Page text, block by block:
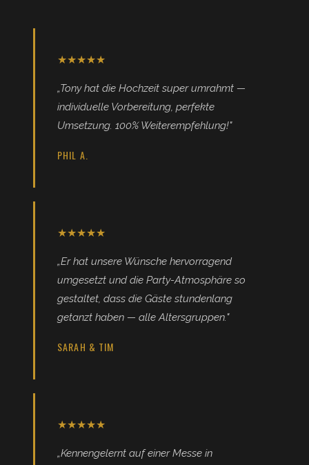
★★★★★
„Tony hat die Hochzeit super umrahmt —
individuelle Vorbereitung, perfekte
Umsetzung. 100% Weiterempfehlung!"
PHIL A.
★★★★★
„Er hat unsere Wünsche hervorragend
umgesetzt und die Party-Atmosphäre so
gestaltet, dass die Gäste stundenlang
getanzt haben — alle Altersgruppen."
SARAH & TIM
★★★★★
„Kennengelernt auf einer Messe in